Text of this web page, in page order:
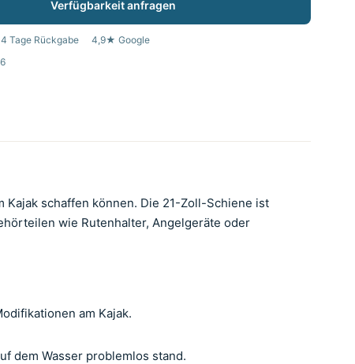
Verfügbarkeit anfragen
Tage Rückgabe
4,9★ Google
schaffen können. Die 21-Zoll-Schiene ist
wie Rutenhalter, Angelgeräte oder
am Kajak.
dem Wasser problemlos stand.